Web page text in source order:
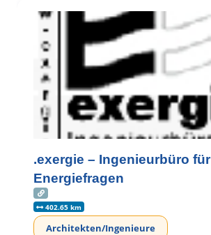
.exergie – Ingenieurbüro für
Energiefragen
402.65 km
Architekten/Ingenieure